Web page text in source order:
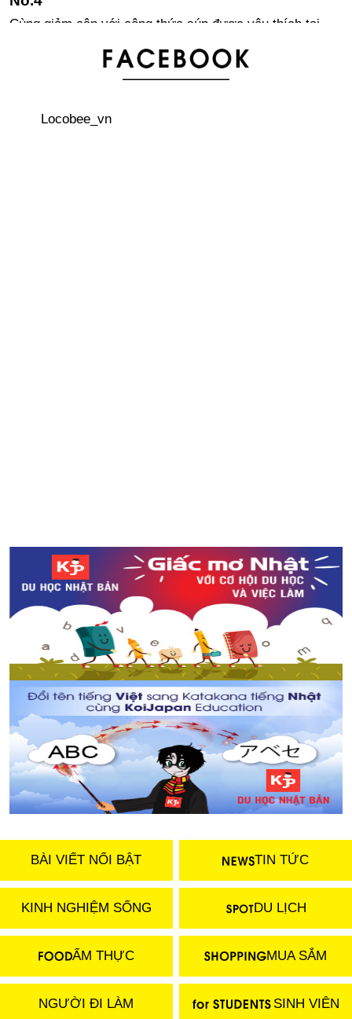
Cùng giảm cân với công thức súp được yêu thích tại
chống ếLocobee_vn
BÀI VIẾT NỔI BẬT TIN TỨC
KINH NGHIỆM SỐNG DU LỊCH
ẨM THỰC MUA SẮM
NGƯỜI ĐI LÀM SINH VIÊN